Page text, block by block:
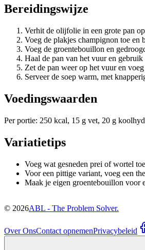
Bereidingswijze
Verhit de olijfolie in een grote pan
Voeg de plakjes champignon toe en
Voeg de groentebouillon en
Haal de pan van het vuur en
Zet de pan weer op het vuur en
Serveer de soep warm, met
Voedingswaarden
Per portie: 250 kcal, 15 g vet, 20 g
Variatietips
Voeg wat gesneden prei of wortel
Voor een pittige variant, voeg een
Maak je eigen groentebouillon voor
© 2026ABL - The Problem Solver.
Over OnsContact opnemenPrivacybeleid